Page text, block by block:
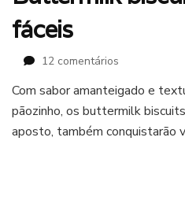
fáceis
12 comentários
biscuits,
deliciosos
e
fáceis
Com sabor amanteigado e
pãozinho, os buttermilk
aposto, também conquistarão